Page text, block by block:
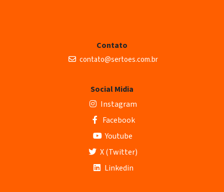
Contato
contato@sertoes.com.br
Social Midia
Instagram
Facebook
Youtube
X (Twitter)
Linkedin